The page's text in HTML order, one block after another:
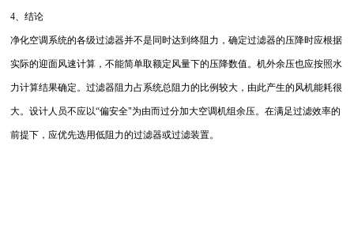
4、结论
净化空调系统的各级过滤器并不是同时达到终阻力，确定过滤器的压降时应根据
实际的迎面风速计算，不能简单取额定风量下的压降数值。机外余压也应按照水
力计算结果确定。过滤器阻力占系统总阻力的比例较大，由此产生的风机能耗很
大。设计人员不应以“偏安全"为由而过分加大空调机组余压。在满足过滤效率的
前提下，应优先选用低阻力的过滤器或过滤装置。